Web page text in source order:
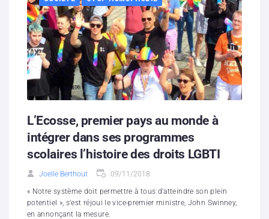
L’Ecosse, premier pays au monde à
intégrer dans ses programmes
scolaires l’histoire des droits LGBTI
Joelle Berthout 09/11/2018
« Notre système doit permettre à tous d'atteindre son plein
potentiel », s'est réjoui le vice-premier ministre, John Swinney,
en annonçant la mesure.